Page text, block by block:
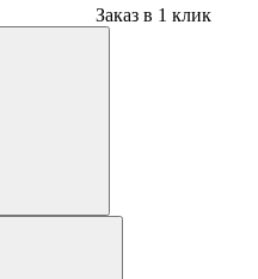
Заказ в 1 клик